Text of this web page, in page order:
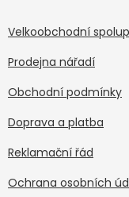
Velkoobchodní
Prodejna nářadí
Obchodní podmínky
Doprava a platba
Reklamační řád
Ochrana osobních